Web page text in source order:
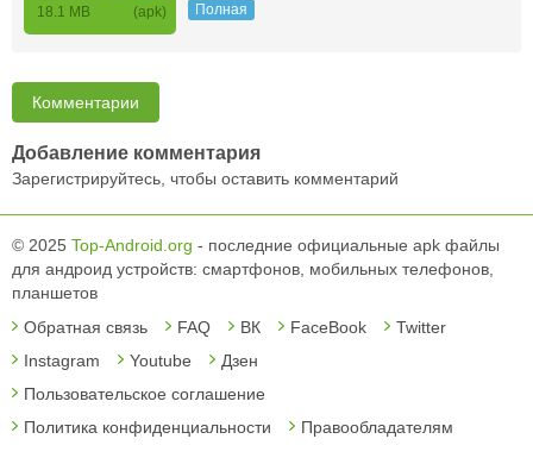
18.1 MB (apk)
Полная
Комментарии
Добавление комментария
Зарегистрируйтесь, чтобы оставить комментарий
© 2025 Top-Android.org - последние официальные apk файлы
для андроид устройств: смартфонов, мобильных телефонов,
планшетов
Обратная связь
FAQ ВК FaceBook
Twitter
Instagram
Youtube
Дзен
Пользовательское соглашение
Политика конфиденциальности
Правообладателям